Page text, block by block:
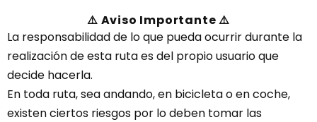
⚠️ Aviso Importante ⚠️
La responsabilidad de lo que pueda ocurrir durante la
realización de esta ruta es del propio usuario que
decide hacerla.
En toda ruta, sea andando, en bicicleta o en coche,
existen ciertos riesgos por lo deben tomar las